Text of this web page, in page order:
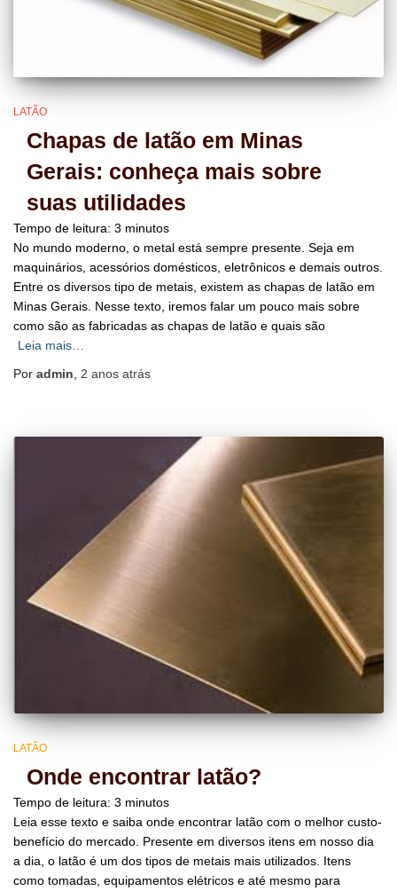
LATÃO
Chapas de latão em Minas
Gerais: conheça mais sobre
suas utilidades
Tempo de leitura: 3 minutos
No mundo moderno, o metal está sempre presente. Seja em
maquinários, acessórios domésticos, eletrônicos e demais outros.
Entre os diversos tipo de metais, existem as chapas de latão em
Minas Gerais. Nesse texto, iremos falar um pouco mais sobre
como são as fabricadas as chapas de latão e quais são
Leia mais…
Por admin 2 anos atrás
LATÃO
Onde encontrar latão?
Tempo de leitura: 3 minutos
Leia esse texto e saiba onde encontrar latão com o melhor custo-
benefício do mercado. Presente em diversos itens em nosso dia
a dia, o latão é um dos tipos de metais mais utilizados. Itens
como tomadas, equipamentos elétricos e até mesmo para